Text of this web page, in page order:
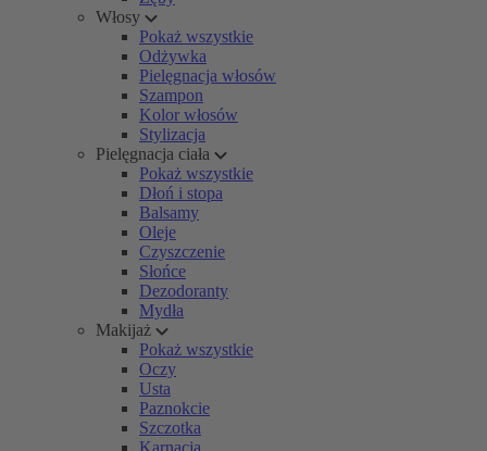
Włosy
Pokaż wszystkie
Odżywka
Pielęgnacja włosów
Szampon
Kolor włosów
Stylizacja
Pielęgnacja ciała
Pokaż wszystkie
Dłoń i stopa
Balsamy
Oleje
Czyszczenie
Słońce
Dezodoranty
Mydła
Makijaż
Pokaż wszystkie
Oczy
Usta
Paznokcie
Szczotka
Karnacja